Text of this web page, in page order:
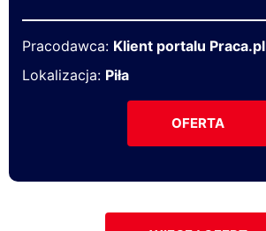
Pracodawca: Klient portalu Praca.pl
Lokalizacja: Piła
OFERTA